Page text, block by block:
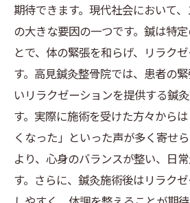
期待できます。現代社会において
の大きな要因の一つです。鍼は特
とで、体の緊張を和らげ、リラク
す。高見鍼灸整骨院では、患者の
いリラクゼーションを提供する鍼
す。実際に施術を受けた方々から
くなった」といった声が多く寄せ
より、心身のバランスが整い、日
す。さらに、鍼灸施術後はリラク